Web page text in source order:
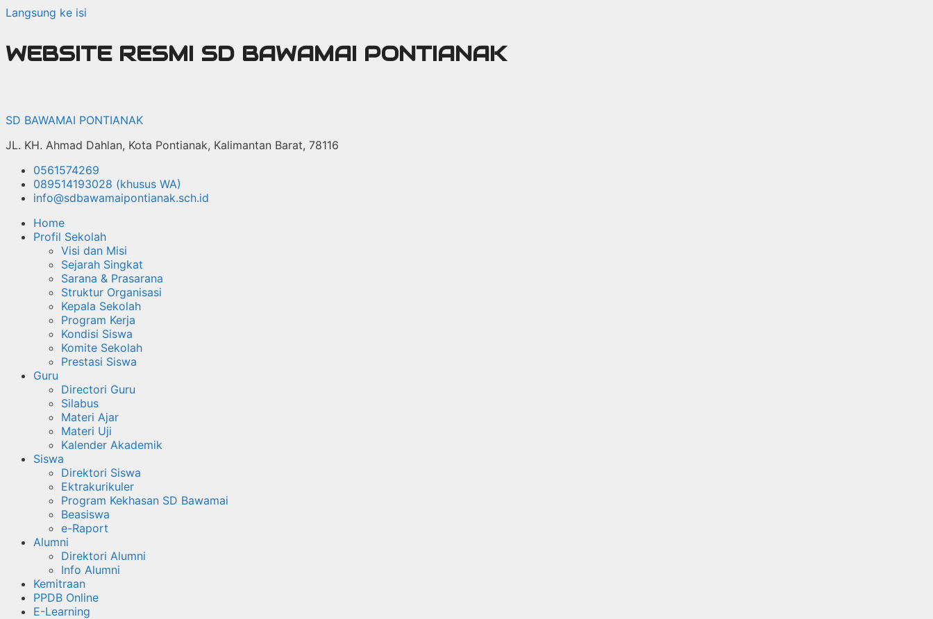
Langsung ke isi
WEBSITE RESMI SD BAWAMAI PONTIANAK
SD BAWAMAI PONTIANAK
JL. KH. Ahmad Dahlan, Kota Pontianak, Kalimantan Barat, 78116
0561574269
089514193028 (khusus WA)
info@sdbawamaipontianak.sch.id
Home
Profil Sekolah
Visi dan Misi
Sejarah Singkat
Sarana & Prasarana
Struktur Organisasi
Kepala Sekolah
Program Kerja
Kondisi Siswa
Komite Sekolah
Prestasi Siswa
Guru
Directori Guru
Silabus
Materi Ajar
Materi Uji
Kalender Akademik
Siswa
Direktori Siswa
Ektrakurikuler
Program Kekhasan SD Bawamai
Beasiswa
e-Raport
Alumni
Direktori Alumni
Info Alumni
Kemitraan
PPDB Online
E-Learning